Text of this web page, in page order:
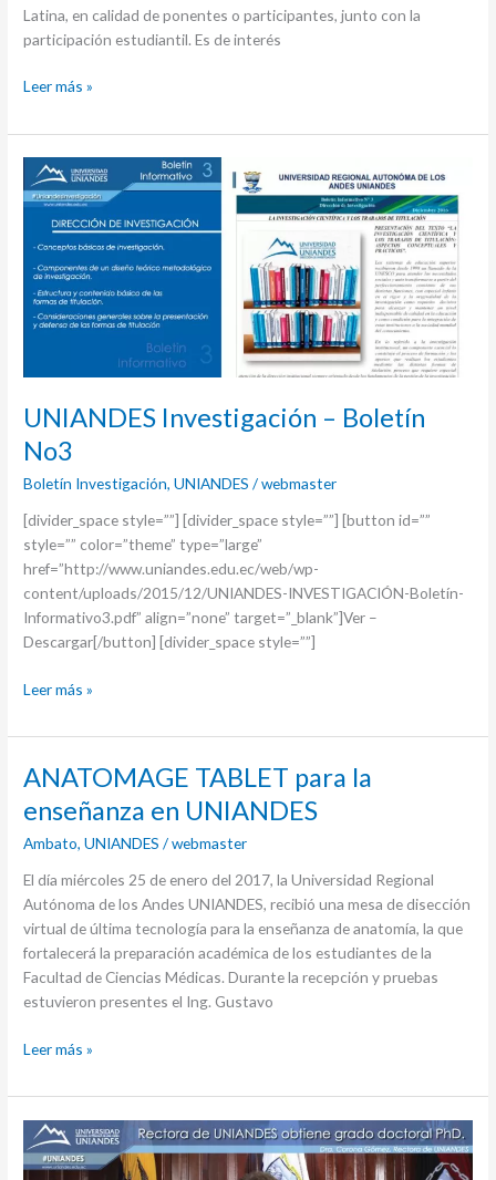
Latina, en calidad de ponentes o participantes, junto con la
participación estudiantil. Es de interés
Leer más »
UNIANDES Investigación – Boletín
No3
Boletín Investigación,UNIANDES /webmaster
[divider_space style=””] [divider_space style=””] [button id=””
style=”” color=”theme” type=”large”
href=”http://www.uniandes.edu.ec/web/wp-
content/uploads/2015/12/UNIANDES-INVESTIGACIÓN-Boletín-
Informativo3.pdf” align=”none” target=”_blank”]Ver –
Descargar[/button] [divider_space style=””]
UNIANDES
Investigación
Boletín
No3
Leer más »
ANATOMAGE TABLET para la
enseñanza en UNIANDES
Ambato,UNIANDES /webmaster
El día miércoles 25 de enero del 2017, la Universidad Regional
Autónoma de los Andes UNIANDES, recibió una mesa de disección
virtual de última tecnología para la enseñanza de anatomía, la que
fortalecerá la preparación académica de los estudiantes de la
Facultad de Ciencias Médicas. Durante la recepción y pruebas
estuvieron presentes el Ing. Gustavo
ANATOMAGE
para
la
Leer más »
RECTORA
DE